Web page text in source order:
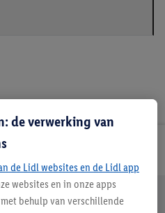
Nieuwsbrief
webshop klant
winkelen
de verwerking van
de Lidl websites en de Lidl app
websites en in onze apps
behulp van verschillende